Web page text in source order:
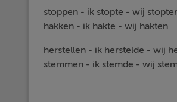
stoppen - ik stopte - wij
hakken - ik hakte - wij hakten
herstellen - ik herstelde - wij
stemmen - ik stemde - wij